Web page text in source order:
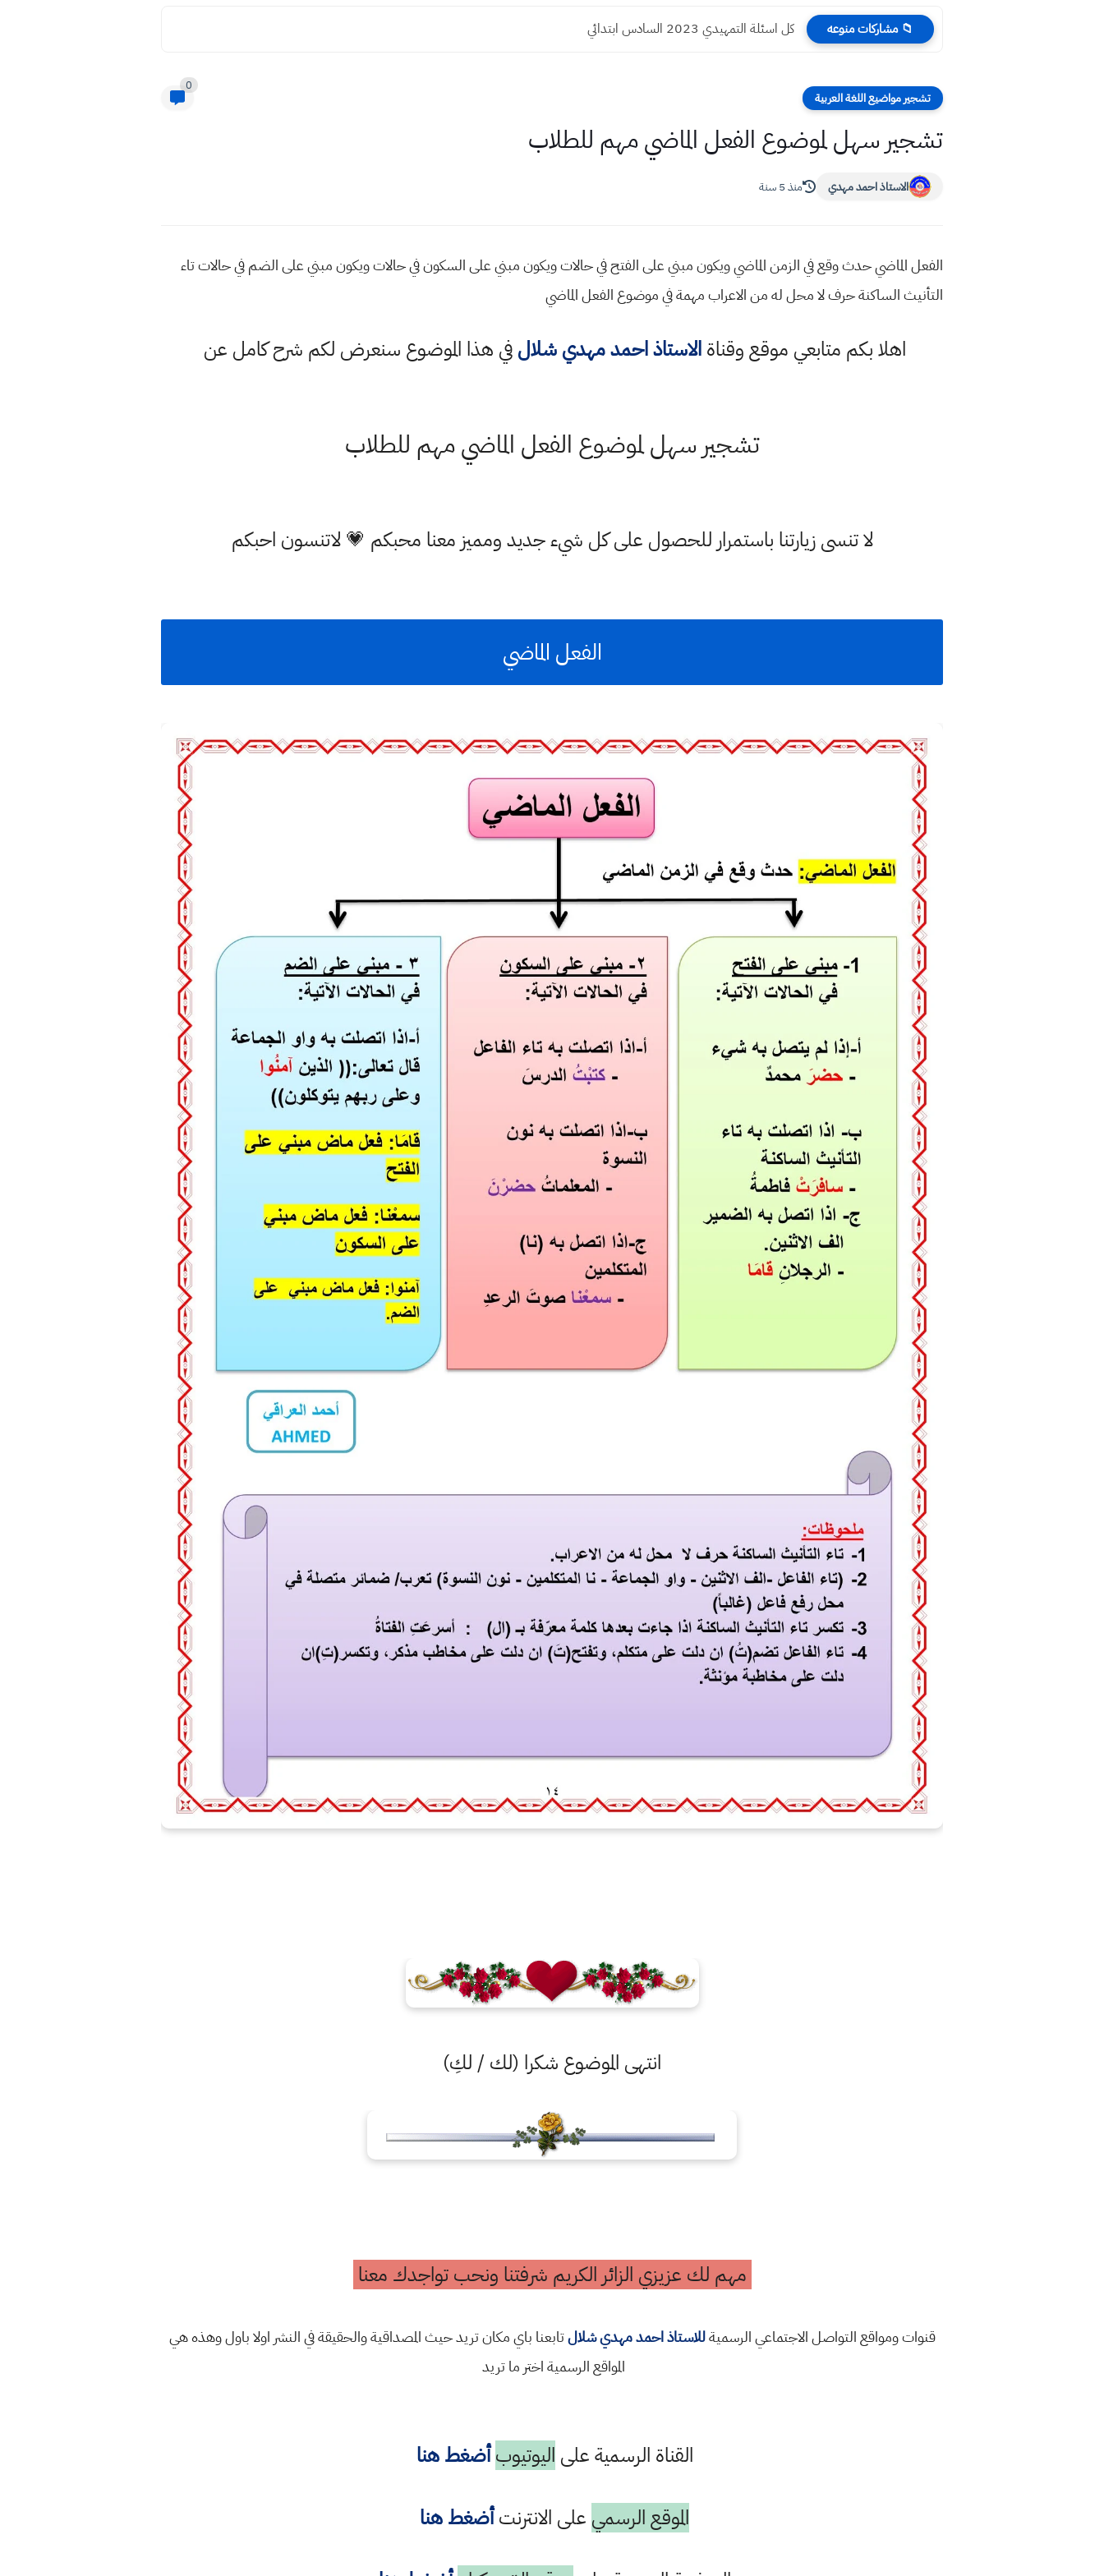
📁 مشاركات منوعه كل اسئلة التمهيدي 2023 السادس ابتدائي
تشجير مواضيع اللغة العربية
0
تشجير سهل لموضوع الفعل الماضي مهم للطلاب
الاستاذ احمد مهدي منذ 5 سنة
الفعل الماضي حدث وقع في الزمن الماضي ويكون مبني على الفتح في حالات ويكون مبني على السكون في حالات ويكون مبني على الضم في حالات تاء
التأنيث الساكنة حرف لا محل له من الاعراب مهمة في موضوع الفعل الماضي
اهلا بكم متابعي موقع وقناةالاستاذ احمد مهدي شلالفي هذا الموضوع سنعرض لكم شرح كامل عن
تشجير سهل لموضوع الفعل الماضي مهم للطلاب
لا تنسى زيارتنا باستمرار للحصول على كل شيء جديد ومميز معنا محبكم 💗 لاتنسون احبكم
الفعل الماضي
انتهى الموضوع شكرا (لك / لكِ)
مهم لك عزيزي الزائر الكريم شرفتنا ونحب تواجدك معنا
قنوات ومواقع التواصل الاجتماعي الرسميةللاستاذ احمد مهدي شلالتابعنا باي مكان تريد حيث المصداقية والحقيقة في النشر اولا باول وهذه هي
المواقع الرسمية اختر ما تريد
القناة الرسمية على اليوتيوب أضغط هنا
الموقع الرسمي على الانترنتأضغط هنا